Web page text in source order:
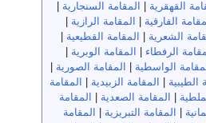
القهقرية المقامة السنجارية
الفارقية المقامة الرازية
الشعرية المقامة القطيعية
الرفطاء المقامة الوبرية
الواسطية المقامة الصورية
الطيبية المقامة الزبيدية
المقامة
المقامة الصعدية
المقامة
المقامة التبريزية
المقامة